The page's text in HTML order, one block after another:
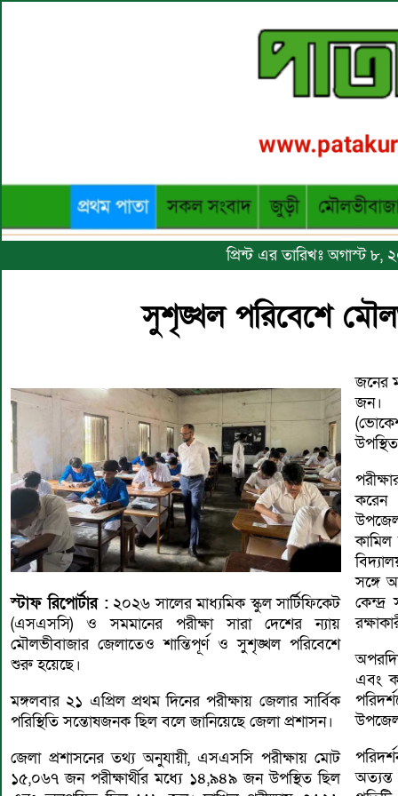
প্রিন্ট এর তারিখঃ অগাস্ট
সুশৃঙ্খল পরিবেশে
স্টাফরিপোর্টার : ২০২৬ সালের মাধ্যমিক স্কুল সার্টিফিকেট
(এসএসসি) ও সমমানের পরীক্ষা সারা দেশের ন্যায়
মৌলভীবাজার জেলাতেও শান্তিপূর্ণ ও সুশৃঙ্খল পরিবেশে
শুরু হয়েছে।
মঙ্গলবার ২১ এপ্রিল প্রথম দিনের পরীক্ষায় জেলার সার্বিক
পরিস্থিতি সন্তোষজনক ছিল বলে জানিয়েছে জেলা প্রশাসন।
জেলা প্রশাসনের তথ্য অনুযায়ী, এসএসসি পরীক্ষায় মোট
১৫,০৬৭ জন পরীক্ষার্থীর মধ্যে ১৪,৯৪৯ জন উপস্থিত ছিল
জনের
জন।
করেন
সঙ্গে
এবং